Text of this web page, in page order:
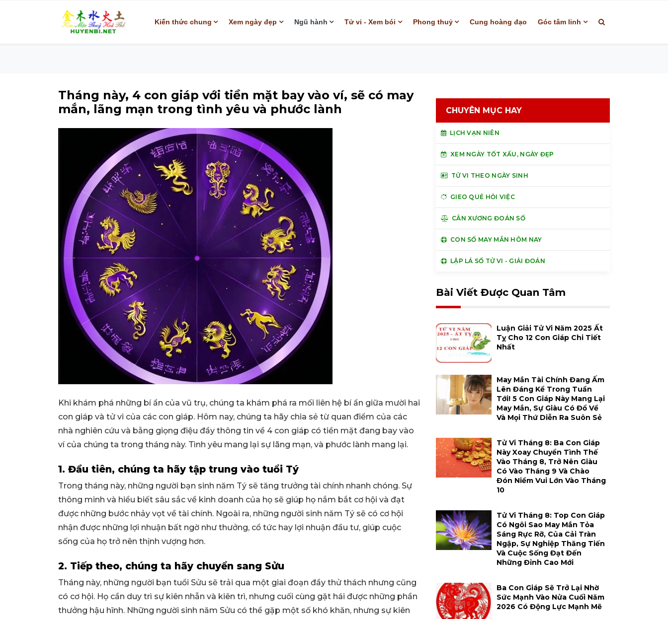
Kiến thức chung Xem ngày đẹp Ngũ hành Tử vi - Xem bói Phong thuỷ Cung hoàng đạo Góc tâm linh
Tháng này, 4 con giáp với tiền mặt bay vào ví, sẽ có may
mắn, lãng mạn trong tình yêu và phước lành
Khi khám phá những bí ẩn của vũ trụ, chúng ta khám phá ra mối liên hệ bí ẩn giữa mười hai
con giáp và tử vi của các con giáp. Hôm nay, chúng ta hãy chia sẻ từ quan điểm của các
nhà nghiên cứu và bằng giọng điệu đầy thông tin về 4 con giáp có tiền mặt đang bay vào
ví của chúng ta trong tháng này. Tình yêu mang lại sự lãng mạn, và phước lành mang lại.
1. Đầu tiên, chúng ta hãy tập trung vào tuổi Tý
Trong tháng này, những người bạn sinh năm Tý sẽ tăng trưởng tài chính nhanh chóng. Sự
thông minh và hiểu biết sâu sắc về kinh doanh của họ sẽ giúp họ nắm bắt cơ hội và đạt
được những bước nhảy vọt về tài chính. Ngoài ra, những người sinh năm Tý sẽ có cơ hội
nhận được những lợi nhuận bất ngờ như thưởng, cổ tức hay lợi nhuận đầu tư, giúp cuộc
sống của họ trở nên thịnh vượng hơn.
2. Tiếp theo, chúng ta hãy chuyển sang Sửu
Tháng này, những người bạn tuổi Sửu sẽ trải qua một giai đoạn đầy thử thách nhưng cũng
có cơ hội. Họ cần duy trì sự kiên nhẫn và kiên trì, nhưng cuối cùng gặt hái được những phần
thưởng hậu hĩnh. Những người sinh năm Sửu có thể gặp một số khó khăn, nhưng sự kiên
CHUYÊN MỤC HAY
LỊCH VẠN NIÊN
XEM NGÀY TỐT XẤU, NGÀY ĐẸP
TỬ VI THEO NGÀY SINH
GIEO QUẺ HỎI VIỆC
CÂN XƯƠNG ĐOÁN SỐ
CON SỐ MAY MẮN HÔM NAY
LẬP LÁ SỐ TỬ VI - GIẢI ĐOÁN
Bài Viết Được Quan Tâm
Luận Giải Tử Vi Năm 2025 Ất
Tỵ Cho 12 Con Giáp Chi Tiết
Nhất
May Mắn Tài Chính Đang Ấm
Lên Đáng Kể Trong Tuần
Tới! 5 Con Giáp Này Mang Lại
May Mắn, Sự Giàu Có Đổ Về
Và Mọi Thứ Diễn Ra Suôn Sẻ
Tử Vi Tháng 8: Ba Con Giáp
Này Xoay Chuyển Tình Thế
Vào Tháng 8, Trở Nên Giàu
Có Vào Tháng 9 Và Chào
Đón Niềm Vui Lớn Vào Tháng
10
Tử Vi Tháng 8: Top Con Giáp
Có Ngôi Sao May Mắn Tỏa
Sáng Rực Rỡ, Của Cải Tràn
Ngập, Sự Nghiệp Thăng Tiến
Và Cuộc Sống Đạt Đến
Những Đỉnh Cao Mới
Ba Con Giáp Sẽ Trở Lại Nhờ
Sức Mạnh Vào Nửa Cuối Năm
2026 Có Động Lực Mạnh Mẽ